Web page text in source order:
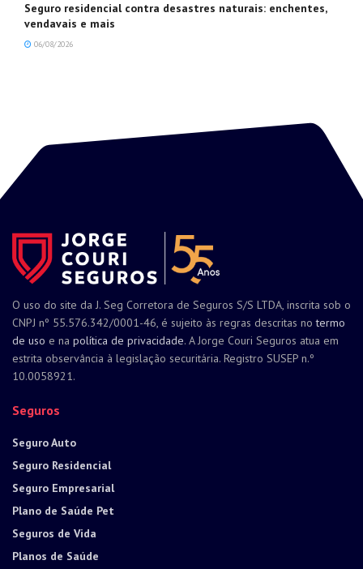
Seguro residencial contra desastres naturais: enchentes,
vendavais e mais
06/08/2026
O uso do site da J. Seg Corretora de Seguros S/S LTDA, inscrita sob o
CNPJ nº 55.576.342/0001-46, é sujeito às regras descritas notermo
de uso e na política de privacidade. A Jorge Couri Seguros atua em
estrita observância à legislação securitária. Registro SUSEP n.º
10.0058921.
Seguros
Seguro Auto
Seguro Residencial
Seguro Empresarial
Plano de Saúde Pet
Seguros de Vida
Planos de Saúde